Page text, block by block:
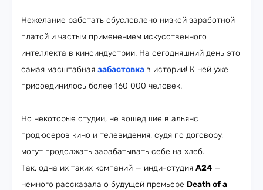
Нежелание работать обусловлено низкой заработной
платой и частым применением искусственного
интеллекта в киноиндустрии. На сегодняшний день это
самая масштабная забастовка в истории! К ней уже
присоединилось более 160 000 человек.
Но некоторые студии, не вошедшие в альянс
продюсеров кино и телевидения, судя по договору,
могут продолжать зарабатывать себе на хлеб.
Так, одна их таких компаний — инди-студия А24 —
немного рассказала о будущей премьере Death of a